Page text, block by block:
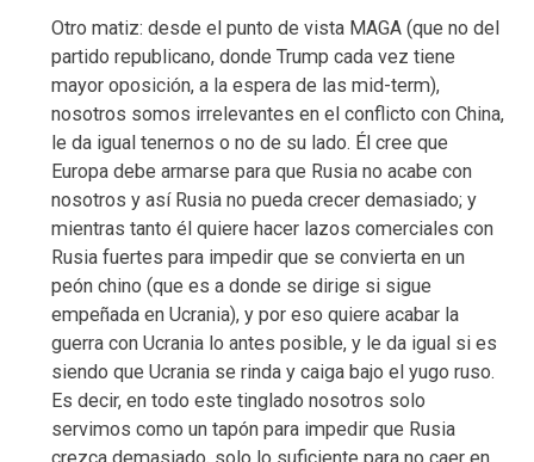
Otro matiz: desde el punto de vista MAGA (que no del
partido republicano, donde Trump cada vez tiene
mayor oposición, a la espera de las mid-term),
nosotros somos irrelevantes en el conflicto con China,
le da igual tenernos o no de su lado. Él cree que
Europa debe armarse para que Rusia no acabe con
nosotros y así Rusia no pueda crecer demasiado; y
mientras tanto él quiere hacer lazos comerciales con
Rusia fuertes para impedir que se convierta en un
peón chino (que es a donde se dirige si sigue
empeñada en Ucrania), y por eso quiere acabar la
guerra con Ucrania lo antes posible, y le da igual si es
siendo que Ucrania se rinda y caiga bajo el yugo ruso.
Es decir, en todo este tinglado nosotros solo
servimos como un tapón para impedir que Rusia
crezca demasiado, solo lo suficiente para no caer en